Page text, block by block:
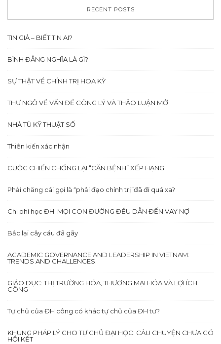
RECENT POSTS
TIN GIẢ – BIẾT TIN AI?
BÌNH ĐẲNG NGHĨA LÀ GÌ?
SỰ THẬT VỀ CHÍNH TRỊ HOA KỲ
THƯ NGỎ VỀ VẤN ĐỀ CÔNG LÝ VÀ THẢO LUẬN MỞ
NHÀ TÙ KỸ THUẬT SỐ
Thiên kiến xác nhận
CUỘC CHIẾN CHỐNG LẠI “CĂN BỆNH” XẾP HẠNG
Phải chăng cái gọi là “phải đạo chính trị”đã đi quá xa?
Chi phí học ĐH: MỌI CON ĐƯỜNG ĐỀU DẪN ĐẾN VAY NỢ
Bắc lại cây cầu đã gãy
ACADEMIC GOVERNANCE AND LEADERSHIP IN VIETNAM:
TRENDS AND CHALLENGES.
GIÁO DỤC: THỊ TRƯỜNG HÓA, THƯƠNG MẠI HÓA VÀ LỢI ÍCH
CÔNG
Tự chủ của ĐH công có khác tự chủ của ĐH tư?
KHUNG PHÁP LÝ CHO TỰ CHỦ ĐẠI HỌC: CÂU CHUYỆN CHƯA CÓ
HỒI KẾT